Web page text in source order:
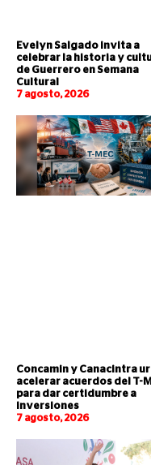
Evelyn Salgado invita a
celebrar la historia y
de Guerrero en Semana
Cultural
7 agosto, 2026
Concamin y Canacintra
acelerar acuerdos del T-
para dar certidumbre a
inversiones
7 agosto, 2026